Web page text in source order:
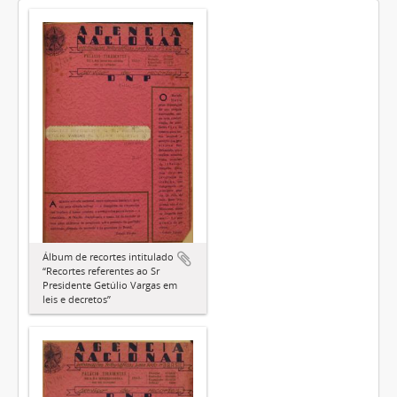
Álbum de recortes intitulado
“Recortes referentes ao Sr
Presidente Getúlio Vargas em
leis e decretos”